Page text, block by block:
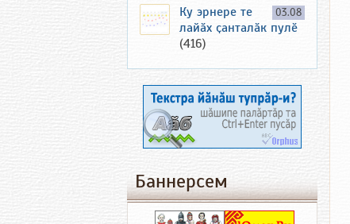
03.08
Ку эрнере те
лайӑх ҫанталӑк пулӗ
(416)
Баннерсем